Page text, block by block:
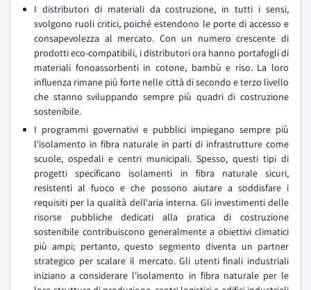
I distributori di materiali da costruzione, in tutti i sensi,
svolgono ruoli critici, poiché estendono le porte di accesso e
consapevolezza al mercato. Con un numero crescente di
prodotti eco-compatibili, i distributori ora hanno portafogli di
materiali fonoassorbenti in cotone, bambù e riso. La loro
influenza rimane più forte nelle città di secondo e terzo livello
che stanno sviluppando sempre più quadri di costruzione
sostenibile.
I programmi governativi e pubblici impiegano sempre più
l'isolamento in fibra naturale in parti di infrastrutture come
scuole, ospedali e centri municipali. Spesso, questi tipi di
progetti specificano isolamenti in fibra naturale sicuri,
resistenti al fuoco e che possono aiutare a soddisfare i
requisiti per la qualità dell'aria interna. Gli investimenti delle
risorse pubbliche dedicati alla pratica di costruzione
sostenibile contribuiscono generalmente a obiettivi climatici
più ampi; pertanto, questo segmento diventa un partner
strategico per scalare il mercato. Gli utenti finali industriali
iniziano a considerare l'isolamento in fibra naturale per le